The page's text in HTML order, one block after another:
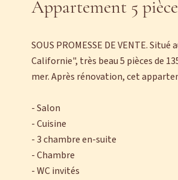
Appartement 5
SOUS PROMESSE DE VENTE.
Californie", très beau 5 pièces de
mer. Après rénovation, cet
- Salon
- Cuisine
- 3 chambre en-suite
- Chambre
- WC invités